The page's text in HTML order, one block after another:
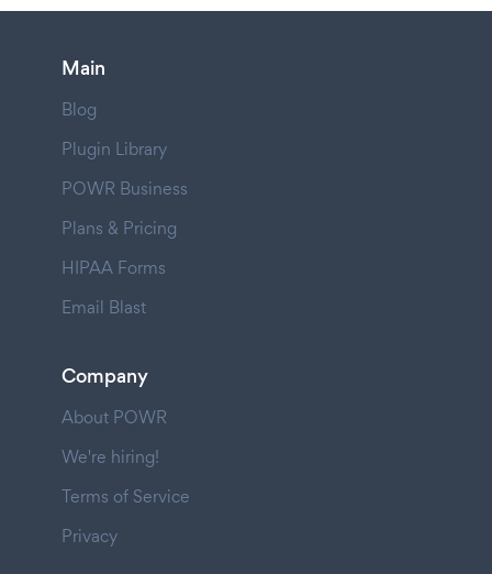
Main
Blog
Plugin Library
POWR Business
Plans & Pricing
HIPAA Forms
Email Blast
Company
About POWR
We're hiring!
Terms of Service
Privacy